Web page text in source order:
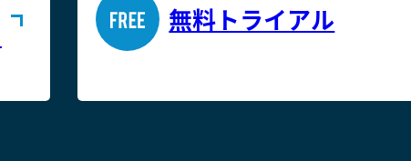
無料トライアル